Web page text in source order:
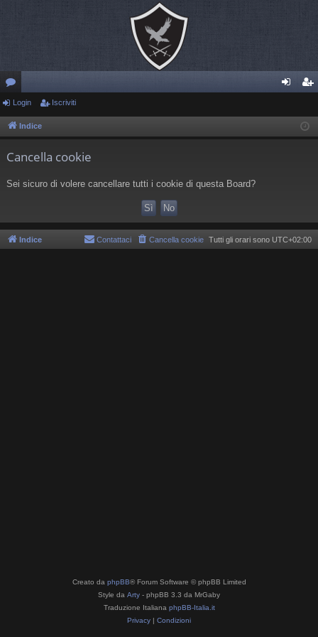
or
u riv
Login Iscriviti
Indice
Cancella cookie
Sei sicuro di volere cancellare tutti i cookie di questa Board?
Indice Tutti gli orari sono UTC+02:00
Cancella cookie
Contattaci
Creato da phpBB® Forum Software © phpBB Limited
Style da Arty - phpBB 3.3 da MrGaby
Traduzione Italiana phpBB-Italia.it
Privacy | Condizioni